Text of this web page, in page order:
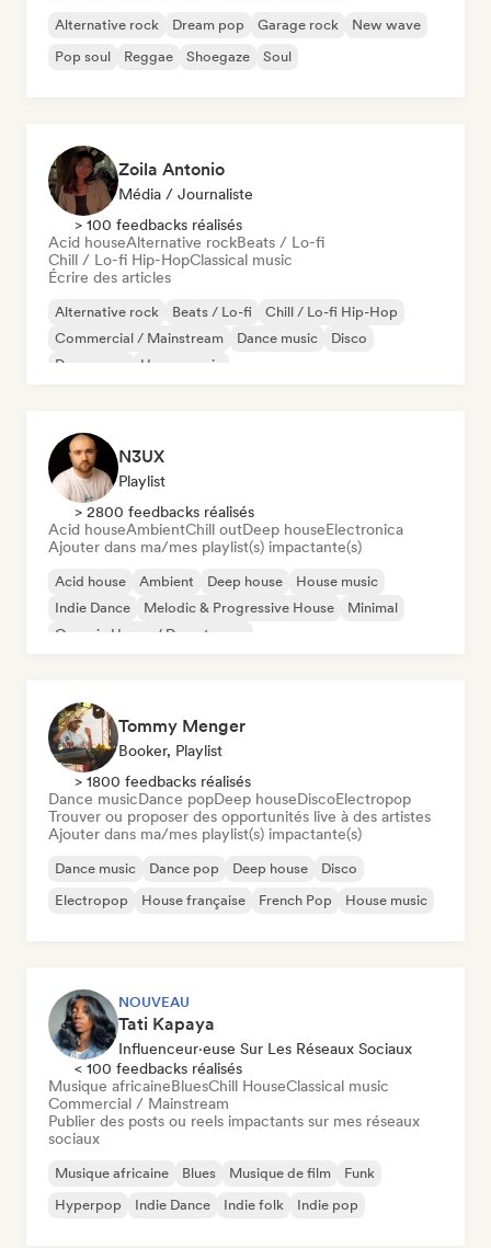
Alternative rock Dream pop Garage rock
New wave
Pop soul
Reggae Shoegaze Soul
Zoila Antonio
Média / Journaliste
> 100 feedbacks réalisés
Acid houseAlternative rockBeats / Lo-fi
Chill / Lo-fi Hip-HopClassical music
Écrire des articles
Alternative rock Beats / Lo-fi
Chill / Lo-fi Hip-Hop
Commercial / Mainstream
Dance music
Disco
Dream pop
House music
N3UX
Playlist
> 2800 feedbacks réalisés
Acid houseAmbientChill outDeep houseElectronica
Ajouter dans ma/mes playlist(s) impactante(s)
Acid house Ambient Deep house
House music
Indie Dance
Melodic & Progressive House
Minimal
Organic House / Downtempo
Tommy Menger
Booker, Playlist
> 1800 feedbacks réalisés
Dance musicDance popDeep houseDiscoElectropop
Trouver ou proposer des opportunités live à des artistes
Ajouter dans ma/mes playlist(s) impactante(s)
Dance music Dance pop Deep house
Disco
Electropop
House française French Pop House music
NOUVEAU
Tati Kapaya
Influenceur·euse Sur Les Réseaux Sociaux
< 100 feedbacks réalisés
Musique africaineBluesChill HouseClassical music
Commercial / Mainstream
Publier des posts ou reels impactants sur mes réseaux
sociaux
Musique africaine Blues Musique de film
Funk
Hyperpop
Indie Dance Indie folk Indie pop